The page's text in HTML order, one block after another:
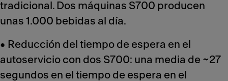
tradicional. Dos máquinas S700 producen
unas 1.000 bebidas al día.
• Reducción del tiempo de espera en el
autoservicio con dos S700: una media de ~27
segundos en el tiempo de espera en el